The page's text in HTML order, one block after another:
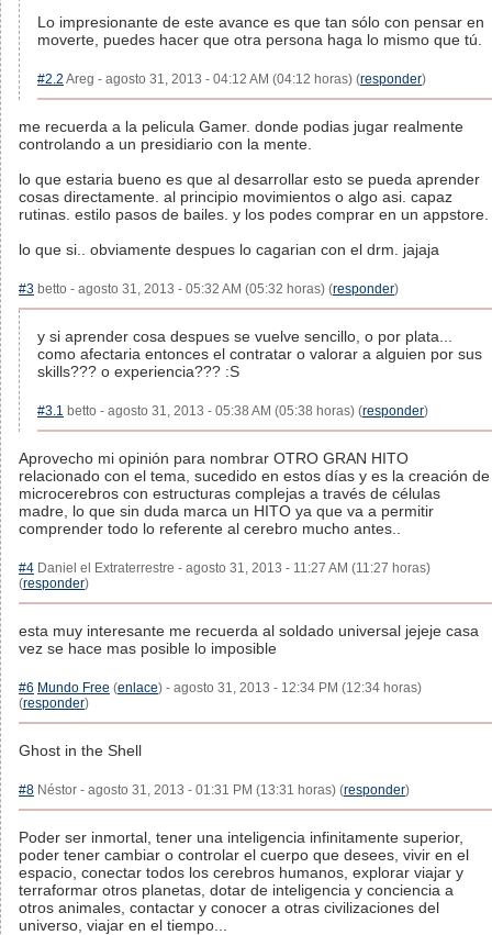
Lo impresionante de este avance es que tan sólo con pensar en
moverte, puedes hacer que otra persona haga lo mismo que tú.
#2.2 Areg - agosto 31, 2013 - 04:12 AM (04:12 horas) (responder)
me recuerda a la pelicula Gamer. donde podias jugar realmente
controlando a un presidiario con la mente.
lo que estaria bueno es que al desarrollar esto se pueda aprender
cosas directamente. al principio movimientos o algo asi. capaz
rutinas. estilo pasos de bailes. y los podes comprar en un appstore.
lo que si.. obviamente despues lo cagarian con el drm. jajaja
#3 betto - agosto 31, 2013 - 05:32 AM (05:32 horas) (responder)
y si aprender cosa despues se vuelve sencillo, o por plata...
como afectaria entonces el contratar o valorar a alguien por sus
skills??? o experiencia??? :S
#3.1 betto - agosto 31, 2013 - 05:38 AM (05:38 horas) (responder)
Aprovecho mi opinión para nombrar OTRO GRAN HITO
relacionado con el tema, sucedido en estos días y es la creación de
microcerebros con estructuras complejas a través de células
madre, lo que sin duda marca un HITO ya que va a permitir
comprender todo lo referente al cerebro mucho antes..
#4 Daniel el Extraterrestre - agosto 31, 2013 - 11:27 AM (11:27 horas)
(responder)
esta muy interesante me recuerda al soldado universal jejeje casa
vez se hace mas posible lo imposible
#6 Mundo Free (enlace) - agosto 31, 2013 - 12:34 PM (12:34 horas)
(responder)
Ghost in the Shell
#8 Néstor - agosto 31, 2013 - 01:31 PM (13:31 horas) (responder)
Poder ser inmortal, tener una inteligencia infinitamente superior,
poder tener cambiar o controlar el cuerpo que desees, vivir en el
espacio, conectar todos los cerebros humanos, explorar viajar y
terraformar otros planetas, dotar de inteligencia y conciencia a
otros animales, contactar y conocer a otras civilizaciones del
universo, viajar en el tiempo...